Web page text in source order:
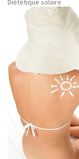
Diététique solaire